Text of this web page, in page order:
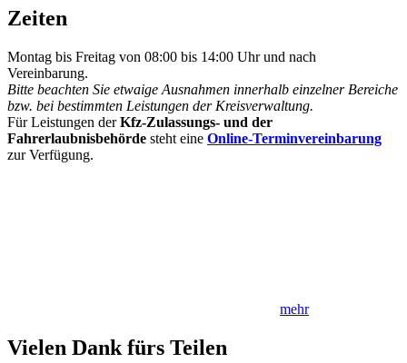
Zeiten
Montag bis Freitag von 08:00 bis 14:00 Uhr und nach
Vereinbarung.
Bitte beachten Sie etwaige Ausnahmen innerhalb einzelner Bereiche
bzw. bei bestimmten Leistungen der Kreisverwaltung.
Für Leistungen derKfz-Zulassungs- und der
Fahrerlaubnisbehörde steht eine Online-Terminvereinbarung
zur Verfügung.
mehr
Vielen Dank fürs Teilen